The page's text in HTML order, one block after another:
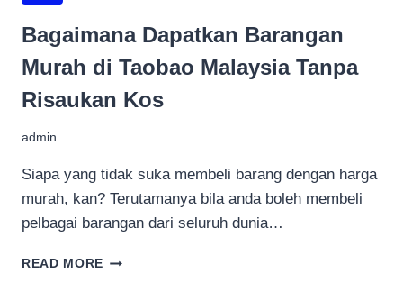
Bagaimana Dapatkan Barangan
Murah di Taobao Malaysia Tanpa
Risaukan Kos
admin
Siapa yang tidak suka membeli barang dengan harga
murah, kan? Terutamanya bila anda boleh membeli
pelbagai barangan dari seluruh dunia…
READ MORE BAGAIMANA